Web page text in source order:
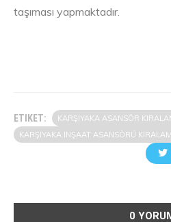
taşıması yapmaktadır.
ETIKET:
KARŞIYAKA ASANSÖR
KARŞIYAKA INŞAAT ASANSÖRÜ
0